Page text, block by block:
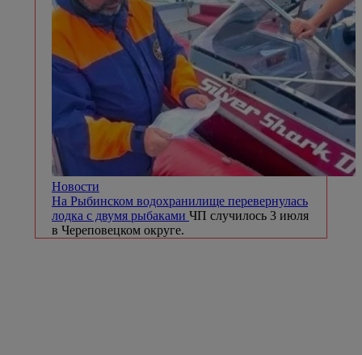
Новости
На Рыбинском водохранилище перевернулась
лодка с двумя рыбаками ЧП случилось 3 июля
в Череповецком округе.